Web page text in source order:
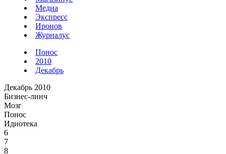
Медиа
Экспресс
Иронов
Журналус
Понос
2010
Декабрь
Декабрь 2010
Бизнес-линч
Мозг
Понос
Идиотека
6
7
8